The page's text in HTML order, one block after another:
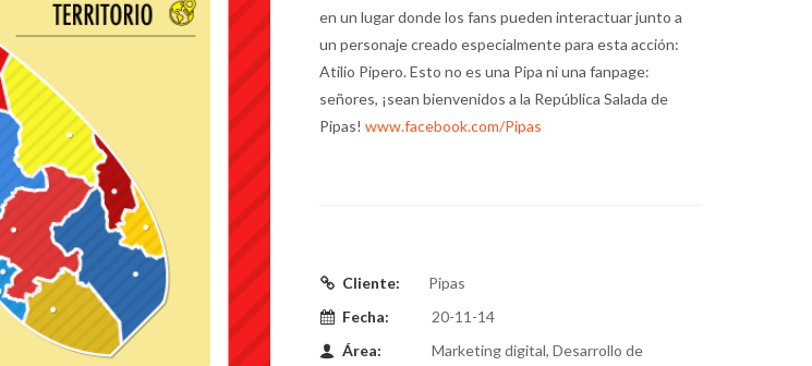
en un lugar donde los fans pueden interactuar junto a
un personaje creado especialmente para esta acción:
Atilio Pipero. Esto no es una Pipa ni una fanpage:
señores, ¡sean bienvenidos a la República Salada de
Pipas!www.facebook.com/Pipas
Cliente:
Pipas
Fecha:
20-11-14
Área:
Marketing digital, Desarrollo de